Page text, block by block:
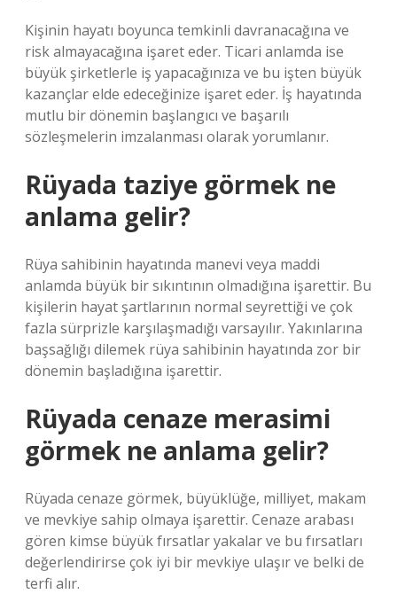
Kişinin hayatı boyunca temkinli davranacağına ve
risk almayacağına işaret eder. Ticari anlamda ise
büyük şirketlerle iş yapacağınıza ve bu işten büyük
kazançlar elde edeceğinize işaret eder. İş hayatında
mutlu bir dönemin başlangıcı ve başarılı
sözleşmelerin imzalanması olarak yorumlanır.
Rüyada taziye görmek ne
anlama gelir?
Rüya sahibinin hayatında manevi veya maddi
anlamda büyük bir sıkıntının olmadığına işarettir. Bu
kişilerin hayat şartlarının normal seyrettiği ve çok
fazla sürprizle karşılaşmadığı varsayılır. Yakınlarına
başsağlığı dilemek rüya sahibinin hayatında zor bir
dönemin başladığına işarettir.
Rüyada cenaze merasimi
görmek ne anlama gelir?
Rüyada cenaze görmek, büyüklüğe, milliyet, makam
ve mevkiye sahip olmaya işarettir. Cenaze arabası
gören kimse büyük fırsatlar yakalar ve bu fırsatları
değerlendirirse çok iyi bir mevkiye ulaşır ve belki de
terfi alır.